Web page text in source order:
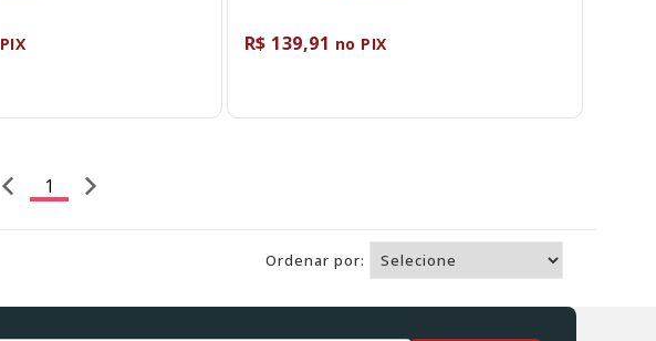
R$ 139,91 no PIX
1
Ordenar por: